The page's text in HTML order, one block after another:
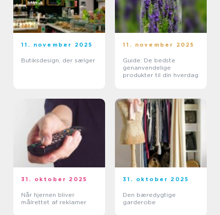
11. november 2025
Butiksdesign, der sælger
11. november 2025
Guide: De bedste
genanvendelige
produkter til din hverdag
31. oktober 2025
Når hjernen bliver
målrettet af reklamer
31. oktober 2025
Den bæredygtige
garderobe